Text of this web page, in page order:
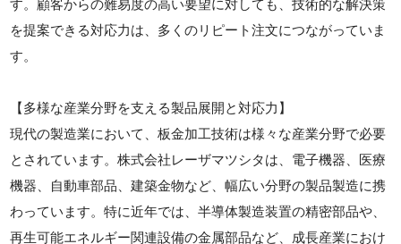
す。顧客からの難易度の高い要望に対しても、技術的な解決策
を提案できる対応力は、多くのリピート注文につながっていま
す。
【多様な産業分野を支える製品展開と対応力】
現代の製造業において、板金加工技術は様々な産業分野で必要
とされています。株式会社レーザマツシタは、電子機器、医療
機器、自動車部品、建築金物など、幅広い分野の製品製造に携
わっています。特に近年では、半導体製造装置の精密部品や、
再生可能エネルギー関連設備の金属部品など、成長産業におけ